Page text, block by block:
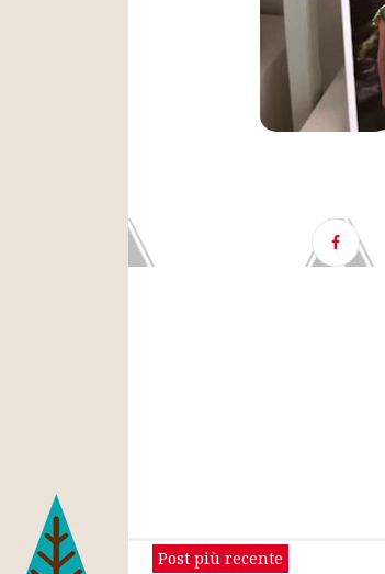
Post più recente